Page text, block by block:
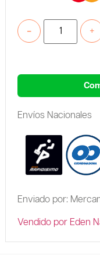
+
-
Envíos Nacionales
Enviado por:
Vendido por Eden